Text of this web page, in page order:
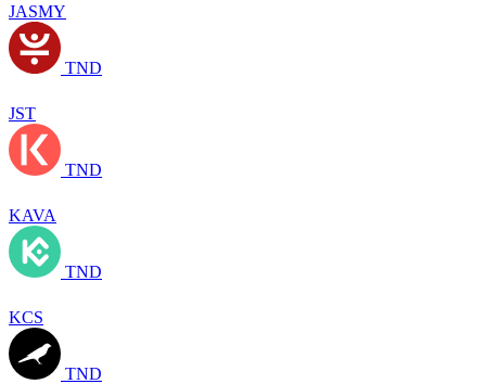
JASMY
TND
JST
TND
KAVA
TND
KCS
TND